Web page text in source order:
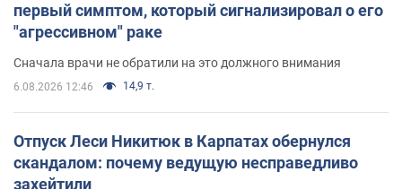
первый симптом, который сигнализировал о его
"агрессивном" раке
Сначала врачи не обратили на это должного внимания
6.08.2026 12:46 14,9 т.
Отпуск Леси Никитюк в Карпатах обернулся
скандалом: почему ведущую несправедливо
захейтили